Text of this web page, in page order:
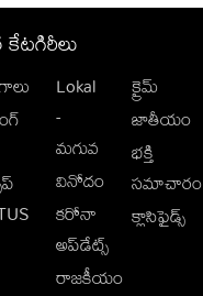
Lokal
-
మగువ
వినోదం
కరోనా
అప్‌డేట్స్
రాజకీయం
క్రైమ్
జాతీయం
భక్తి
సమాచారం
క్లాసిఫైడ్స్